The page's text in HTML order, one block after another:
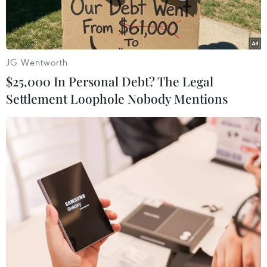
phù hợp.
Trung tâm đào tạo Vietcombank và đại diện nhà thầu ký biên
bản cam kết tiến độ thực hiện dự án triển khai hệ thống đào tạo
trực tuyến E-learning. (Nguồn: CTV)
Những năm gần đây, cùng với sự phát triển của
công nghệ và truyền thông, E-learning ra đời
JG Wentworth
$25,000 In Personal Debt? The Legal
Settlement Loophole Nobody Mentions